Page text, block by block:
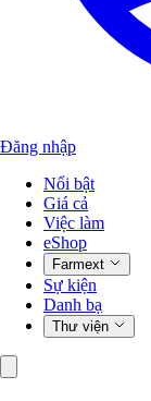
Đăng nhập
Nổi bật
Giá cả
Việc làm
eShop
Farmext
Sự kiện
Danh bạ
Thư viện